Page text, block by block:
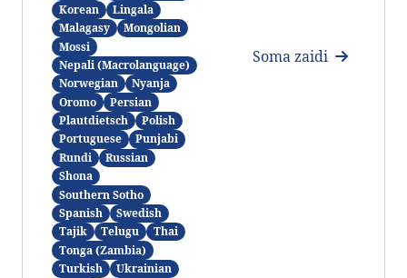
Korean
Lingala
Malagasy
Mongolian
Mossi
Nepali (Macrolanguage)
Norwegian
Nyanja
Oromo
Persian
Plautdietsch
Polish
Portuguese
Punjabi
Rundi
Russian
Shona
Southern Sotho
Spanish
Swedish
Tajik
Telugu
Thai
Tonga (Zambia)
Turkish
Ukrainian
Soma zaidi